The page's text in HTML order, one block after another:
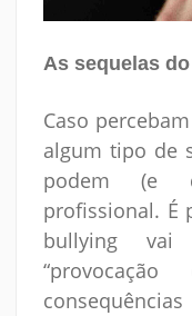
As sequelas
Caso
algum tipo de
podem (e
profissional. É
bullying